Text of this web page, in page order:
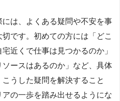
は、よくある疑問や不安を事
です。初めての方には「どこ
近くで仕事は見つかるのか」
ソースはあるのか」など、具体
うした疑問を解決すること
の一歩を踏み出せるようにな